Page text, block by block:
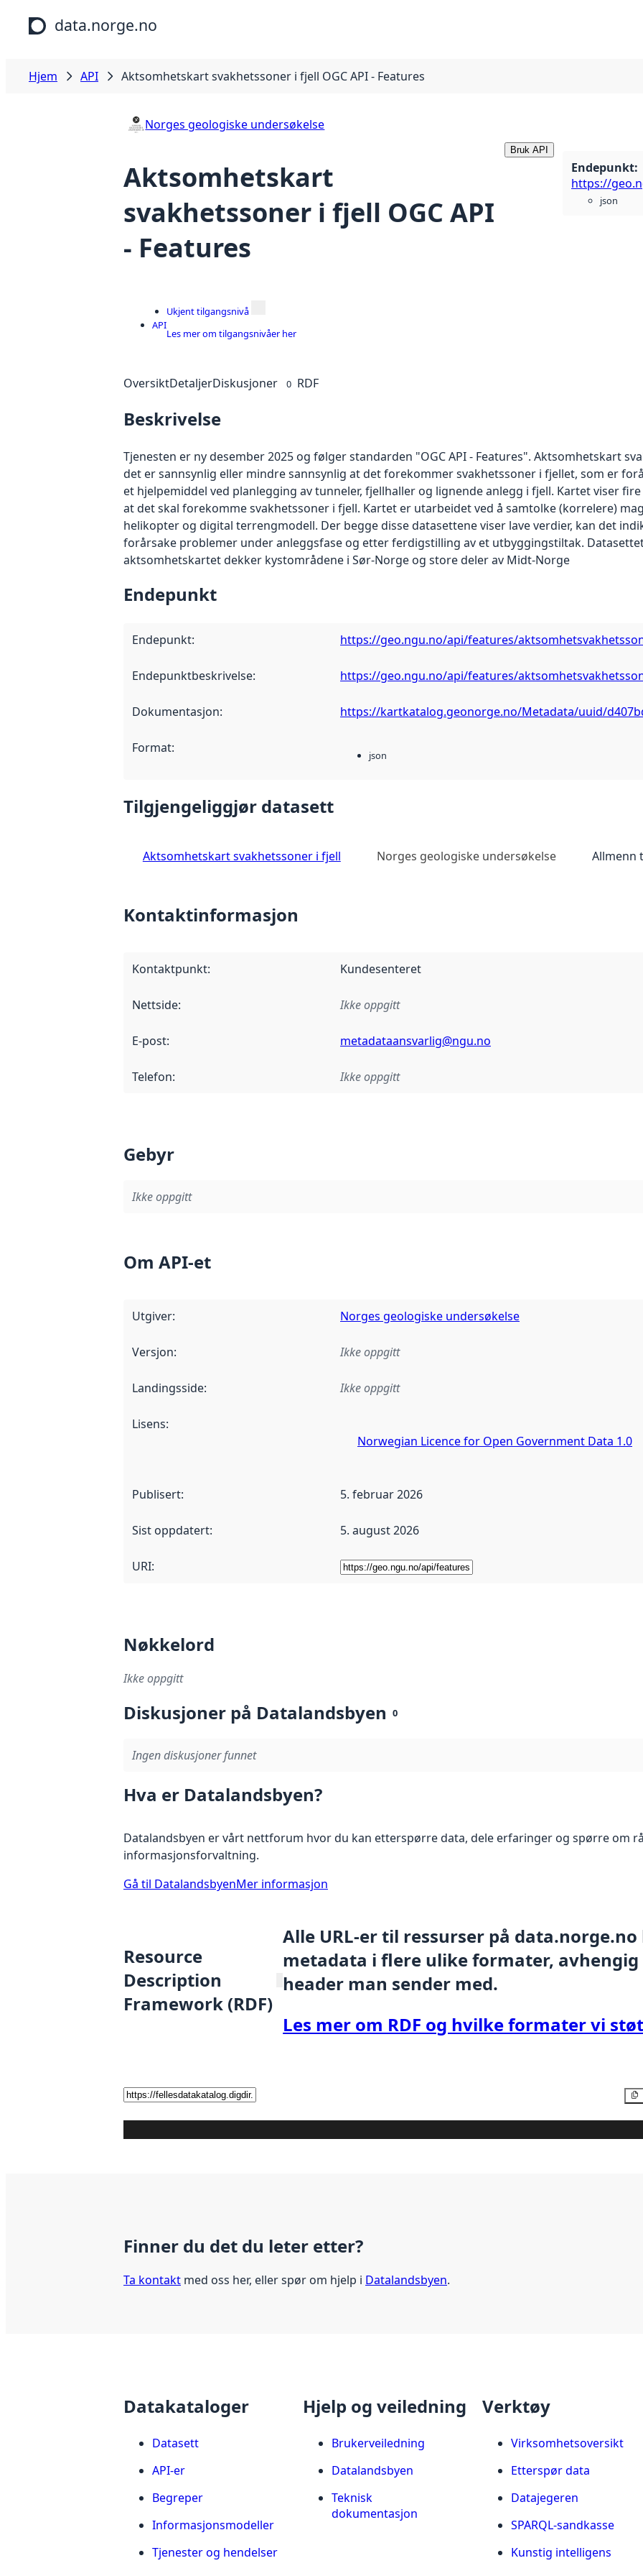
Hopp til hovedinnhold
data.norge.no
Hjem API Aktsomhetskart svakhetssoner i fjell OGC API - Features
Norges geologiske undersøkelse
Aktsomhetskart
svakhetssoner i fjell OGC API
- Features
Bruk API
Endepunkt:
json
API
Ukjent tilgangsnivå
Les mer om tilgangsnivåer her
OversiktDetaljerDiskusjoner 0 RDF
Beskrivelse
Tjenesten er ny desember 2025 og følger standarden "OGC API - Features". Aktsomhetskart
det er sannsynlig eller mindre sannsynlig at det forekommer svakhetssoner i fjellet, som er
et hjelpemiddel ved planlegging av tunneler, fjellhaller og lignende anlegg i fjell. Kartet viser
at det skal forekomme svakhetssoner i fjell. Kartet er utarbeidet ved å samtolke (korrelere)
helikopter og digital terrengmodell. Der begge disse datasettene viser lave verdier, kan det
forårsake problemer under anleggsfase og etter ferdigstilling av et utbyggingstiltak.
aktsomhetskartet dekker kystområdene i Sør-Norge og store deler av Midt-Norge
Endepunkt
Endepunkt: https://geo.ngu.no/api/features/
Endepunktbeskrivelse: https://geo.ngu.no/api/features/
Dokumentasjon: https://kartkatalog.geonorge.no/Metadata/uuid/
Format: json
Tilgjengeliggjør datasett
Aktsomhetskart svakhetssoner i fjell Norges geologiske undersøkelse Allmenn
Kontaktinformasjon
Kontaktpunkt: Kundesenteret
Nettside: Ikke oppgitt
E-post: metadataansvarlig@ngu.no
Telefon: Ikke oppgitt
Gebyr
Ikke oppgitt
Om API-et
Utgiver: Norges geologiske undersøkelse
Versjon: Ikke oppgitt
Landingsside: Ikke oppgitt
Lisens:
Norwegian Licence for Open Government Data 1.0
Publisert: 5. februar 2026
Sist oppdatert: 5. august 2026
URI:
Nøkkelord
Ikke oppgitt
Diskusjoner på Datalandsbyen 0
Ingen diskusjoner funnet
Hva er Datalandsbyen?
Datalandsbyen er vårt nettforum hvor du kan etterspørre data, dele erfaringer og spørre om
informasjonsforvaltning.
Gå til DatalandsbyenMer informasjon
Resource
Description
Framework (RDF)
Alle URL-er til ressurser på data.norge.no
metadata i flere ulike formater, avhengig
header man sender med.
Les mer om RDF og hvilke formater vi
Finner du det du leter etter?
Ta kontakt med oss her, eller spør om hjelp i Datalandsbyen.
Datakataloger
Datasett
API-er
Begreper
Informasjonsmodeller
Tjenester og hendelser
Hjelp og veiledning
Brukerveiledning
Datalandsbyen
Teknisk
dokumentasjon
Verktøy
Virksomhetsoversikt
Etterspør data
Datajegeren
SPARQL-sandkasse
Kunstig intelligens